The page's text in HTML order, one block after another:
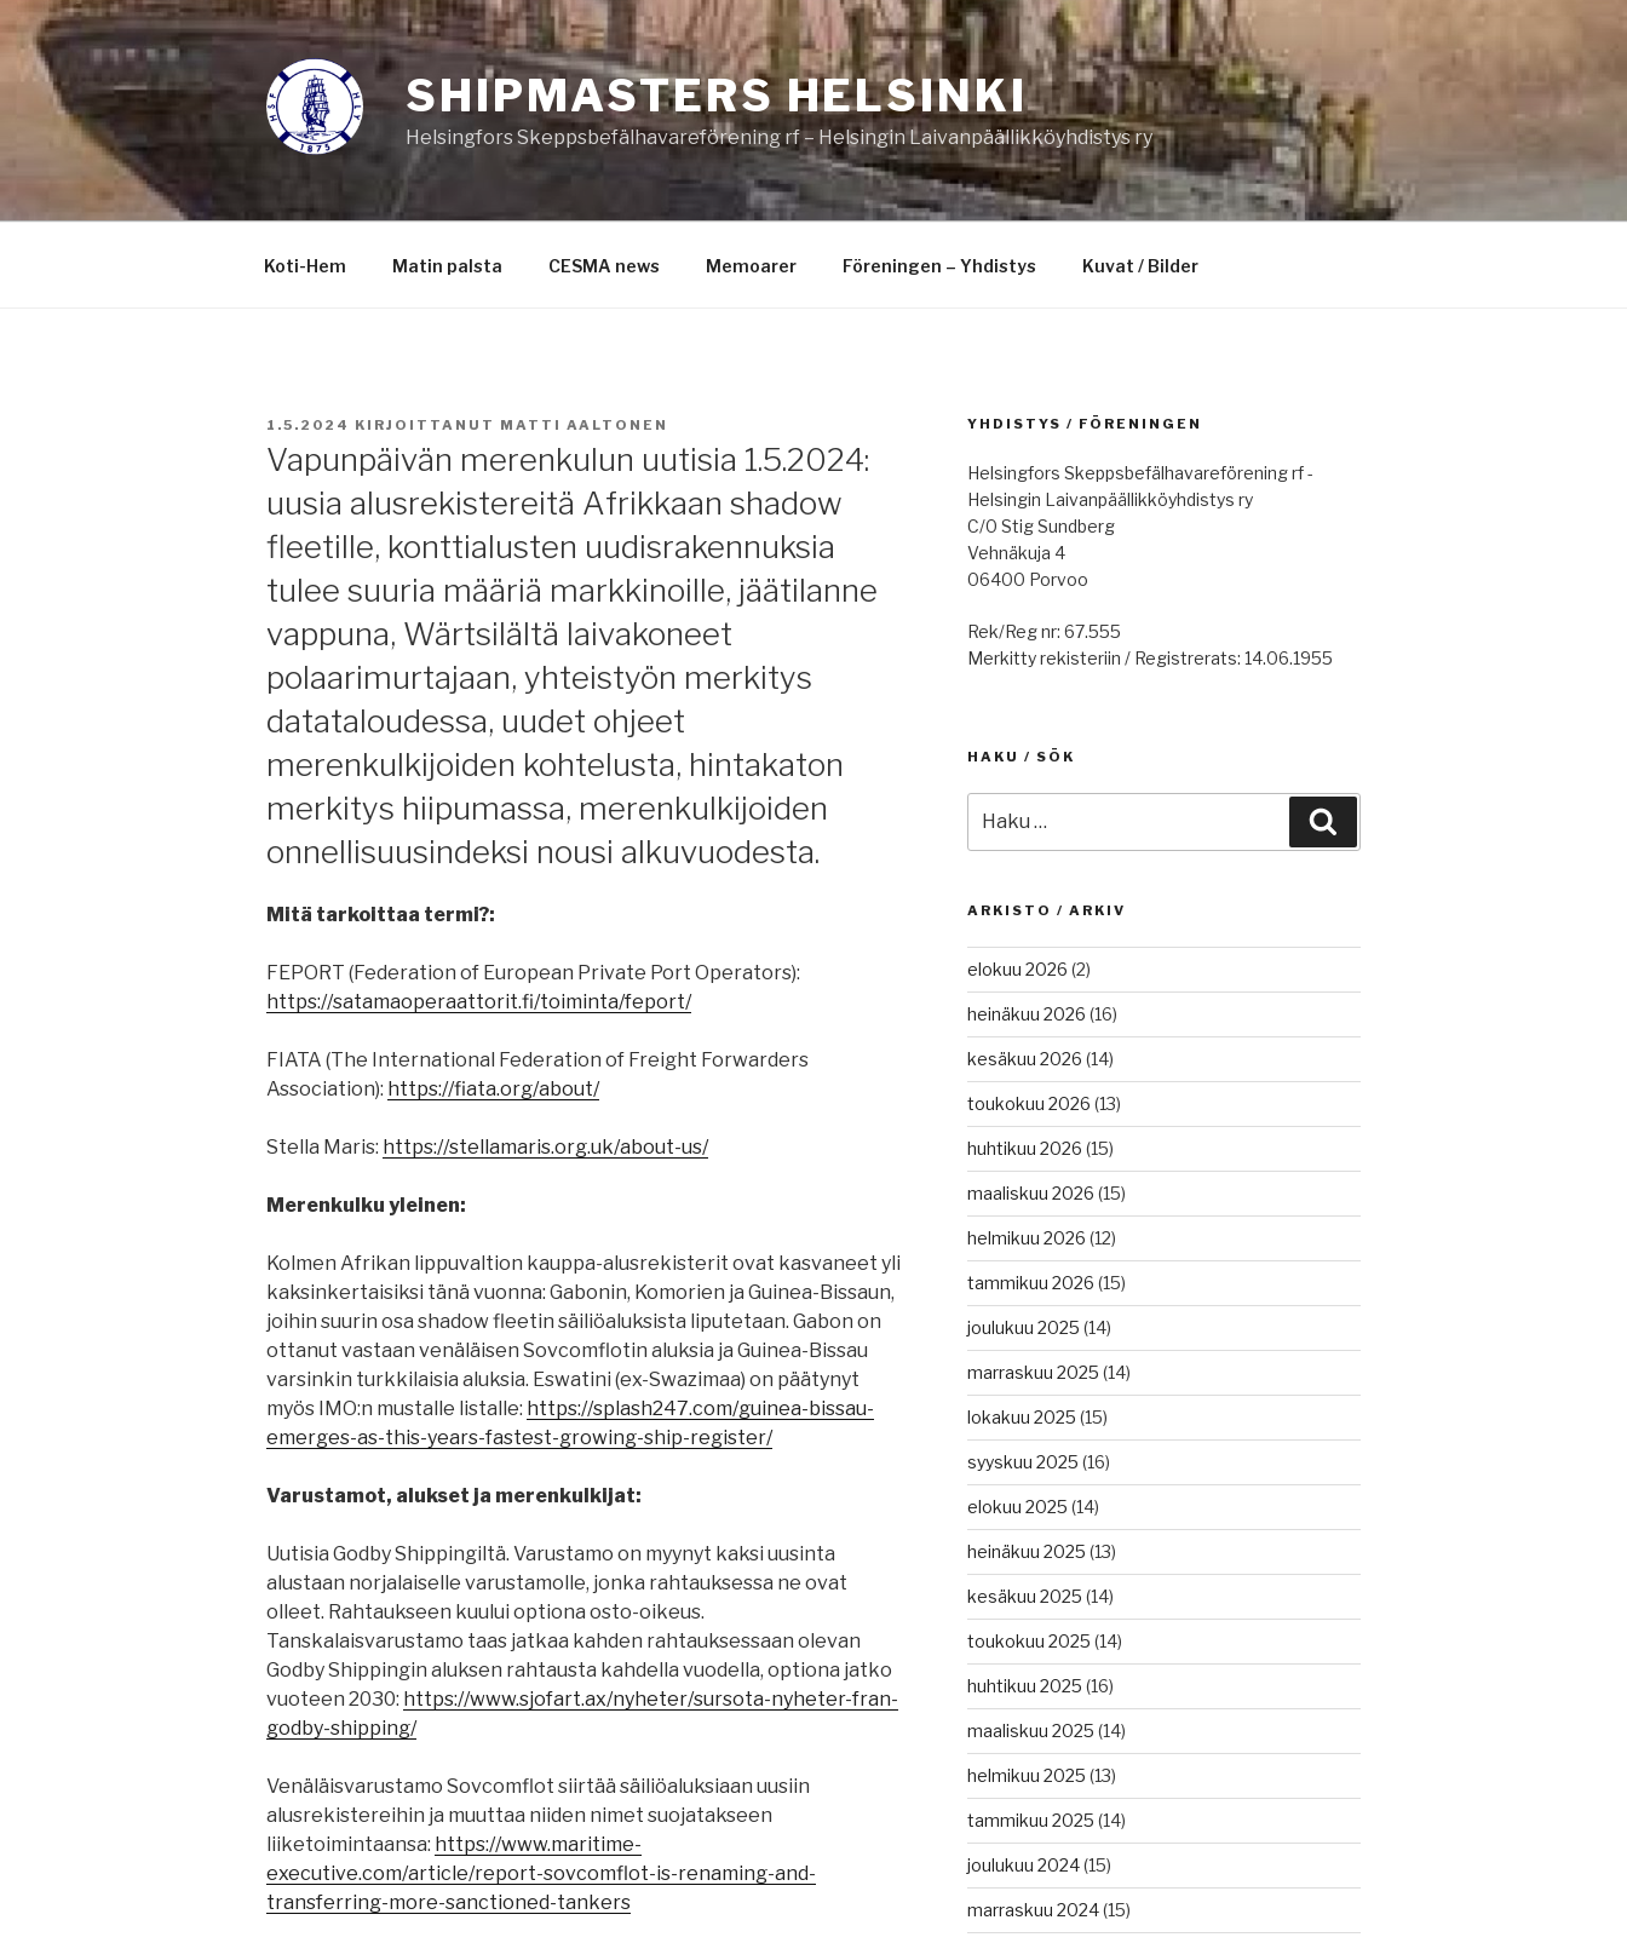
Siirry
sisältöön
SHIPMASTERS HELSINKI
Helsingfors Skeppsbefälhavareförening rf – Helsingin Laivanpäällikköyhdistys ry
Koti-Hem Matin palsta CESMA news Memoarer Föreningen – Yhdistys Kuvat / Bilder
JULKAISTU
1.5.2024 KIRJOITTANUT MATTI AALTONEN
Vapunpäivän merenkulun uutisia 1.5.2024:
uusia alusrekistereitä Afrikkaan shadow
fleetille, konttialusten uudisrakennuksia
tulee suuria määriä markkinoille, jäätilanne
vappuna, Wärtsilältä laivakoneet
polaarimurtajaan, yhteistyön merkitys
datataloudessa, uudet ohjeet
merenkulkijoiden kohtelusta, hintakaton
merkitys hiipumassa, merenkulkijoiden
onnellisuusindeksi nousi alkuvuodesta.
Mitä tarkoittaa termi?:
FEPORT (Federation of European Private Port Operators):
https://satamaoperaattorit.fi/toiminta/feport/
FIATA (The International Federation of Freight Forwarders
Association): https://fiata.org/about/
Stella Maris: https://stellamaris.org.uk/about-us/
Merenkulku yleinen:
Kolmen Afrikan lippuvaltion kauppa-alusrekisterit ovat kasvaneet yli
kaksinkertaisiksi tänä vuonna: Gabonin, Komorien ja Guinea-Bissaun,
joihin suurin osa shadow fleetin säiliöaluksista liputetaan. Gabon on
ottanut vastaan venäläisen Sovcomflotin aluksia ja Guinea-Bissau
varsinkin turkkilaisia aluksia. Eswatini (ex-Swazimaa) on päätynyt
myös IMO:n mustalle listalle: https://splash247.com/guinea-bissau-
emerges-as-this-years-fastest-growing-ship-register/
Varustamot, alukset ja merenkulkijat:
Uutisia Godby Shippingiltä. Varustamo on myynyt kaksi uusinta
alustaan norjalaiselle varustamolle, jonka rahtauksessa ne ovat
olleet. Rahtaukseen kuului optiona osto-oikeus.
Tanskalaisvarustamo taas jatkaa kahden rahtauksessaan olevan
Godby Shippingin aluksen rahtausta kahdella vuodella, optiona jatko
vuoteen 2030: https://www.sjofart.ax/nyheter/sursota-nyheter-fran-
godby-shipping/
Venäläisvarustamo Sovcomflot siirtää säiliöaluksiaan uusiin
alusrekistereihin ja muuttaa niiden nimet suojatakseen
liiketoimintaansa: https://www.maritime-
executive.com/article/report-sovcomflot-is-renaming-and-
transferring-more-sanctioned-tankers
YHDISTYS / FÖRENINGEN
Helsingfors Skeppsbefälhavareförening rf -
Helsingin Laivanpäällikköyhdistys ry
C/0 Stig Sundberg
Vehnäkuja 4
06400 Porvoo
Rek/Reg nr: 67.555
Merkitty rekisteriin / Registrerats: 14.06.1955
HAKU / SÖK
ARKISTO / ARKIV
elokuu 2026 (2)
heinäkuu 2026 (16)
kesäkuu 2026 (14)
toukokuu 2026 (13)
huhtikuu 2026 (15)
maaliskuu 2026 (15)
helmikuu 2026 (12)
tammikuu 2026 (15)
joulukuu 2025 (14)
marraskuu 2025 (14)
lokakuu 2025 (15)
syyskuu 2025 (16)
elokuu 2025 (14)
heinäkuu 2025 (13)
kesäkuu 2025 (14)
toukokuu 2025 (14)
huhtikuu 2025 (16)
maaliskuu 2025 (14)
helmikuu 2025 (13)
tammikuu 2025 (14)
joulukuu 2024(15)
marraskuu 2024(15)